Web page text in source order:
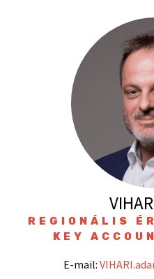
REGIONÁLIS
KEY
E-mail: